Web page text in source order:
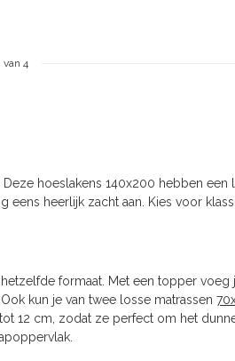
van 4
hoeslakens 140x200 hebben
heerlijk zacht aan. Kies voor
formaat. Met een topper voeg
kun je van twee losse matrassen
12 cm, zodat ze perfect om het